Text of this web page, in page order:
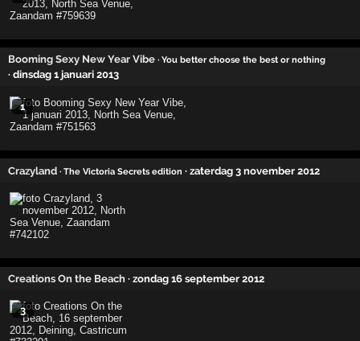
Booming Sexy New Year Vibe · You better choose the best or nothing
· dinsdag 1 januari 2013
1
Crazyland · The Victoria Secrets edition · zaterdag 3 november 2012
Creations On the Beach · zondag 16 september 2012
3